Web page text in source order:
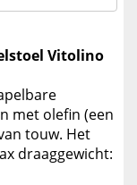
Vitolino
met olefin (een
touw. Het
draaggewicht: